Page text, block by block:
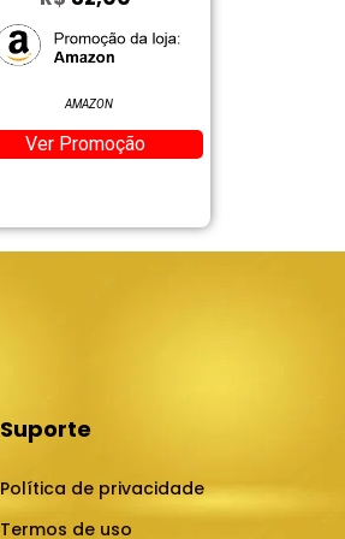
Ver Promoção
AMAZON
Suporte
Política de privacidade
Termos de uso